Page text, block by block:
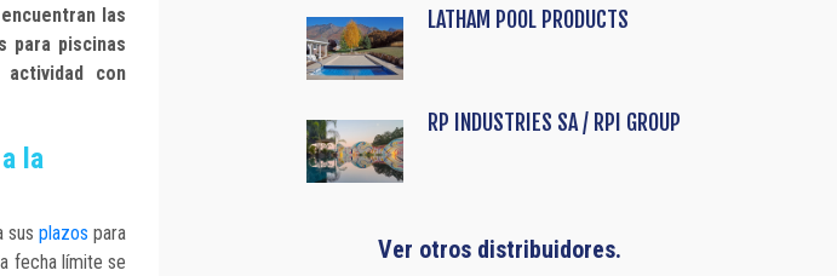
las
para piscinas
con
la
sus plazos para
fecha límite se
LATHAM POOL PRODUCTS
RP INDUSTRIES SA / RPI GROUP
Ver otros distribuidores.